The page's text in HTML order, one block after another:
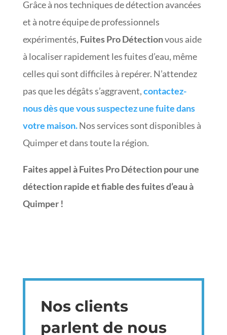
Grâce à nos techniques de détection avancées
et à notre équipe de professionnels
expérimentés, Fuites Pro Détectionvous aide
à localiser rapidement les fuites d’eau, même
celles qui sont difficiles à repérer. N’attendez
pas que les dégâts s’aggravent,contactez-
nous dès que vous suspectez une fuite dans
votre maison.Nos services sont disponibles à
Quimper et dans toute la région.
Faites appel à Fuites Pro Détection pour une
détection rapide et fiable des fuites d’eau à
Quimper !
Nos clients
parlent de nous